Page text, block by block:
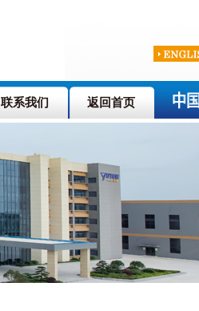
联系我们 返回首页